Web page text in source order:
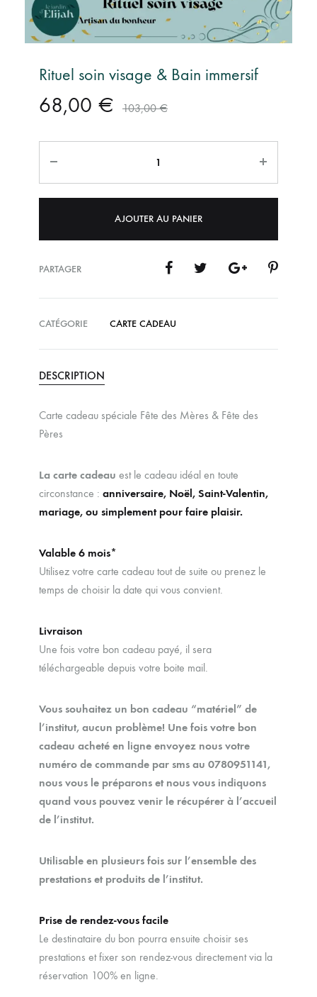
Rituel soin visage & Bain immersif
68,00 € 103,00€
AJOUTER AU PANIER
PARTAGER
CATÉGORIE CARTE CADEAU
DESCRIPTION
Carte cadeau spéciale Fête des Mères & Fête des
Pères
La carte cadeau est le cadeau idéal en toute
circonstance : anniversaire, Noël, Saint-Valentin,
mariage, ou simplement pour faire plaisir.
Valable 6 mois*
Utilisez votre carte cadeau tout de suite ou prenez le
temps de choisir la date qui vous convient.
Livraison
Une fois votre bon cadeau payé, il sera
téléchargeable depuis votre boite mail.
Vous souhaitez un bon cadeau “matériel” de
l’institut, aucun problème! Une fois votre bon
cadeau acheté en ligne envoyez nous votre
numéro de commande par sms au 0780951141,
nous vous le préparons et nous vous indiquons
quand vous pouvez venir le récupérer à l’accueil
de l’institut.
Utilisable en plusieurs fois sur l’ensemble des
prestations et produits de l’institut.
Prise de rendez-vous facile
Le destinataire du bon pourra ensuite choisir ses
prestations et fixer son rendez-vous directement via la
réservation 100% en ligne.